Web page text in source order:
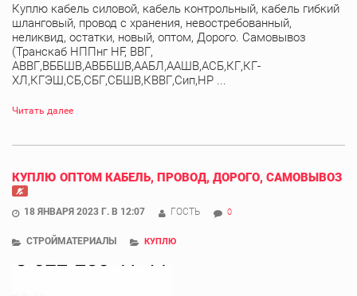
Куплю кабель силовой, кабель контрольный, кабель гибкий
шланговый, провод с хранения, невостребованный,
неликвид, остатки, новый, оптом, Дорого. Самовывоз
(Транскаб НППнг HF, ВВГ,
АВВГ,ВББШВ,АВББШВ,ААБЛ,ААШВ,АСБ,КГ,КГ-
ХЛ,КГЭШ,СБ,СБГ,СБШВ,КВВГ,Сип,НР ...
Читать далее
КУПЛЮ ОПТОМ КАБЕЛЬ, ПРОВОД, ДОРОГО, САМОВЫВОЗ
18 ЯНВАРЯ 2023 Г. В 12:07 ГОСТЬ 0
СТРОЙМАТЕРИАЛЫ КУПЛЮ